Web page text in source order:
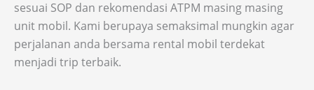
sesuai SOP dan rekomendasi ATPM masing masing
unit mobil. Kami berupaya semaksimal mungkin agar
perjalanan anda bersama rental mobil terdekat
menjadi trip terbaik.